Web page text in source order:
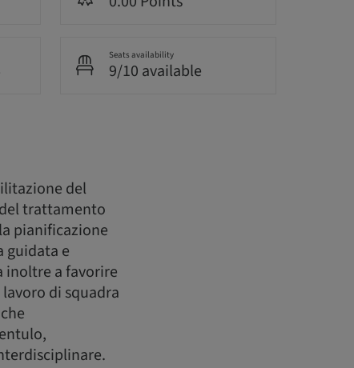
Seats availability
9/10 available
del
trattamento
pianificazione
guidata e
inoltre a favorire
di squadra